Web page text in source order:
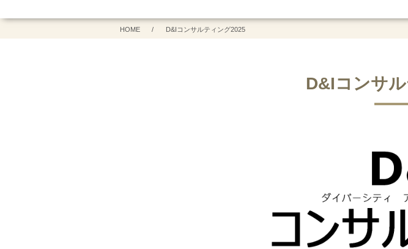
センターの概要
施設案内 茨城県の講座・イベント
県内市町村の講座・イベント企業・団体の方へ
県民・学校の方へ
市町村の方へ
HOME D&Iコンサルティング2025
D&Iコンサ